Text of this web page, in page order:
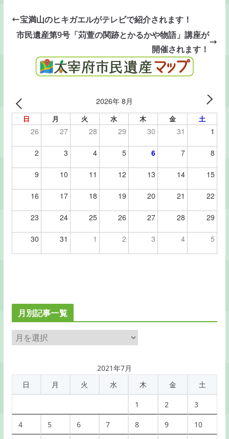
宝満山のヒキガエルがテレビで紹介されます！
市民遺産第9号「苅萱の関跡とかるかや物語」講座が
開催されます！
2026年 8月
日 月 火 水 木 金 土
26 27 28 29 30 31 1
2 3 4 5 6 7 8
9 10 11 12 13 14 15
16 17 18 19 20 21 22
23 24 25 26 27 28 29
30 31 1 2 3 4 5
月別記事一覧
月
別
事
2021年7月
日
月 火 水 木 金 土
1 2 3
4 5 6 7 8 9 10